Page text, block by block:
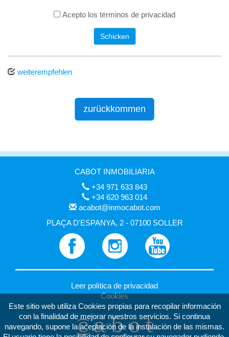
Acepto los términos de privacidad
Schicken
weiterempfehlen
zurückkommen
CABOT INMOBILIARIA
+34 971 633 843
+34 620 963 014
acabot@inmocabot.com
PLAÇA D'ESPANYA, 2 - 07100 SOLLER
Leer política de privacidad
Cookies
Este sitio web utiliza Cookies propias para recopilar información
con la finalidad de mejorar nuestros servicios. Si continua
navegando, supone la aceptación de la instalación de las mismas.